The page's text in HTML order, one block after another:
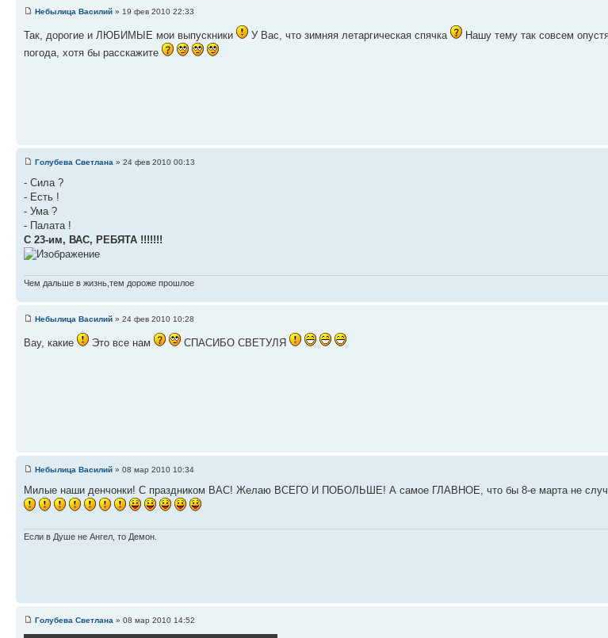
Небылица Василий » 19 фев 2010 22:33
Так, дорогие и ЛЮБИМЫЕ мои выпускники У Вас, что зимняя летаргическая спячка
Нашу тему так совсем
погода, хотя бы расскажите
Голубева Светлана » 24 фев 2010 00:13
- Сила ?
- Есть !
- Ума ?
- Палата !
С 23-им, ВАС, РЕБЯТА !!!!!!!
Чем дальше в жизнь,тем дороже прошлое
Небылица Василий » 24 фев 2010 10:28
Вау, какие Это все нам СПАСИБО СВЕТУЛЯ
Небылица Василий » 08 мар 2010 10:34
Милые наши денчонки! С праздником ВАС! Желаю ВСЕГО И ПОБОЛЬШЕ! А самое ГЛАВНОЕ, что бы 8-е марта не
Если в Душе не Ангел, то Демон.
Голубева Светлана » 08 мар 2010 14:52